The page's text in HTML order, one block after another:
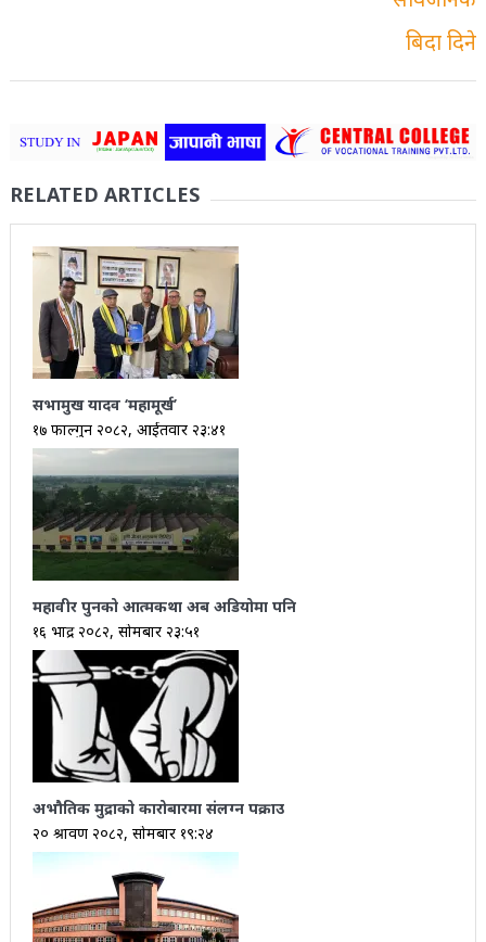
RELATED ARTICLES
सभामुख यादव ‘महामूर्ख’
१७ फाल्गुन २०८२, आईतवार २३:४१
महावीर पुनको आत्मकथा अब अडियोमा पनि
१६ भाद्र २०८२, सोमबार २३:५१
अभौतिक मुद्राको कारोबारमा संलग्न पक्राउ
२० श्रावण २०८२, सोमबार १९:२४